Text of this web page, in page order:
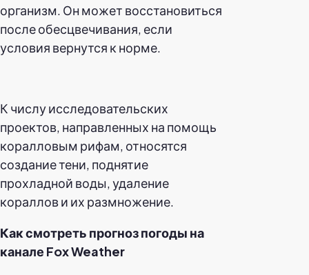
организм. Он может восстановиться
после обесцвечивания, если
условия вернутся к норме.
К числу исследовательских
проектов, направленных на помощь
коралловым рифам, относятся
создание тени, поднятие
прохладной воды, удаление
кораллов и их размножение.
Как смотреть прогноз погоды на
канале Fox Weather